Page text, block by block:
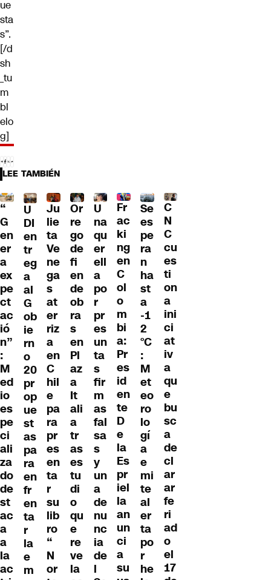
ue
sta
s”.
[/d
sh
_tu
m
bl
elo
g]
LEE TAMBIÉN
“
G
en
er
a
ex
pe
ct
ac
ió
n”
:
M
ed
io
es
pe
ci
ali
za
do
de
st
ac
a
a
la
ac
U
DI
en
tr
eg
a
al
G
ob
ie
rn
o
20
pr
op
ue
st
as
pa
ra
en
fr
en
ta
r
la
e
m
Ju
lie
ta
Ve
ne
ga
s
at
er
riz
a
en
C
hil
e
pa
ra
pr
es
en
ta
r
su
lib
ro
“
N
or
Or
re
go
de
fi
en
de
ob
ra
s
en
Pl
az
a
It
ali
a
tr
as
es
tu
di
o
qu
e
re
ve
la
U
na
qu
er
ell
a
po
r
pr
es
un
ta
s
fir
m
as
fal
sa
s
y
un
a
de
nu
nc
ia
de
l
Fr
ac
ki
ng
en
C
ol
o
m
bi
a:
Pr
es
id
en
te
D
e
la
Es
pr
iel
la
an
un
ci
a
su
Se
es
pe
ra
n
ha
st
a
-1
2
°C
:
M
et
eo
ro
lo
gí
a
e
mi
te
al
er
ta
po
r
he
C
N
C
cu
es
ti
on
a
ini
ci
at
iv
a
qu
e
bu
sc
a
de
cl
ar
ar
fe
ri
ad
o
el
17